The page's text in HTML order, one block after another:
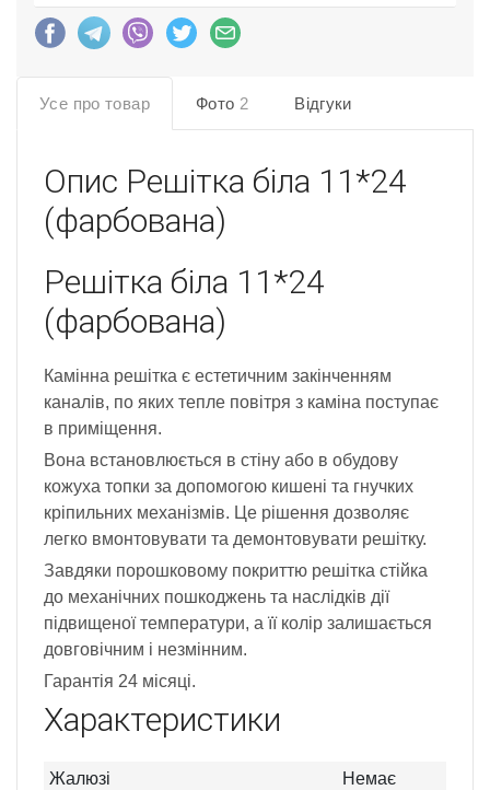
Усе про товар Фото 2 Відгуки
Опис Решітка біла 11*24
(фарбована)
Решітка біла 11*24
(фарбована)
Камінна решітка є естетичним закінченням
каналів, по яких тепле повітря з каміна поступає
в приміщення.
Вона встановлюється в стіну або в обудову
кожуха топки за допомогою кишені та гнучких
кріпильних механізмів. Це рішення дозволяє
легко вмонтовувати та демонтовувати решітку.
Завдяки порошковому покриттю решітка стійка
до механічних пошкоджень та наслідків дії
підвищеної температури, а її колір залишається
довговічним і незмінним.
Гарантія 24 місяці.
Характеристики
Жалюзі
Немає